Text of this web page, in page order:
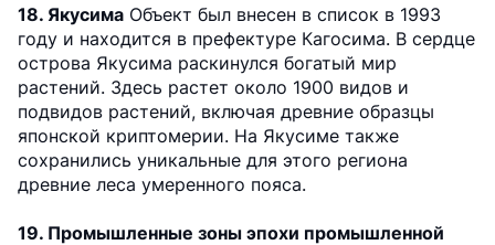
18. Якусима Объект был внесен в список в 1993
году и находится в префектуре Кагосима. В сердце
острова Якусима раскинулся богатый мир
растений. Здесь растет около 1900 видов и
подвидов растений, включая древние образцы
японской криптомерии. На Якусиме также
сохранились уникальные для этого региона
древние леса умеренного пояса.
19. Промышленные зоны эпохи промышленной